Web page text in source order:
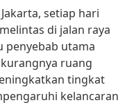
setiap hari
di jalan raya
penyebab utama
ruang
tingkat
kelancaran